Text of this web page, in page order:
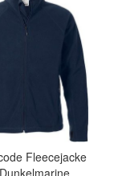
Fleecejacke